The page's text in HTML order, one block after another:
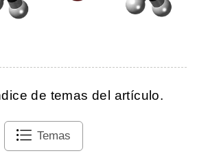
de temas del artículo.
Temas